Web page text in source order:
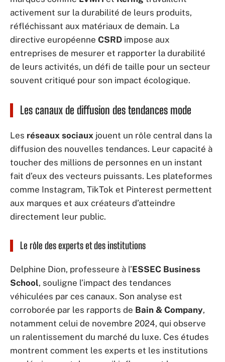
activement sur la durabilité de leurs produits,
réfléchissant aux matériaux de demain. La
directive européenne CSRD impose aux
entreprises de mesurer et rapporter la durabilité
de leurs activités, un défi de taille pour un secteur
souvent critiqué pour son impact écologique.
Les canaux de diffusion des tendances mode
Les réseaux sociaux jouent un rôle central dans la
diffusion des nouvelles tendances. Leur capacité à
toucher des millions de personnes en un instant
fait d’eux des vecteurs puissants. Les plateformes
comme Instagram, TikTok et Pinterest permettent
aux marques et aux créateurs d’atteindre
directement leur public.
Le rôle des experts et des institutions
Delphine Dion, professeure à l’ESSEC Business
School, souligne l’impact des tendances
véhiculées par ces canaux. Son analyse est
corroborée par les rapports de Bain & Company,
notamment celui de novembre 2024, qui observe
un ralentissement du marché du luxe. Ces études
montrent comment les experts et les institutions